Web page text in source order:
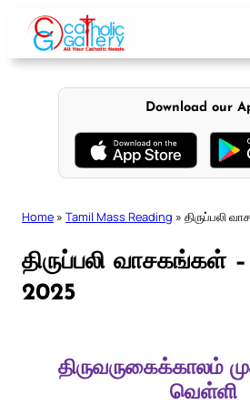
content
Download our
Home » Tamil Mass Reading » திருப்பலி
திருப்பலி வாசகங்கள் –
2025
திருவருகைக்காலம்
வெள்ளி